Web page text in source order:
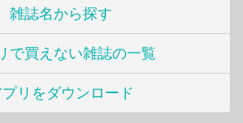
雑誌名から探す
で買えない雑誌の一覧
プリをダウンロード